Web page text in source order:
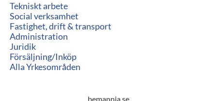
Tekniskt arbete
Social verksamhet
Fastighet, drift & transport
Administration
Juridik
Försäljning/Inköp
Alla Yrkesområden
bemannia.se